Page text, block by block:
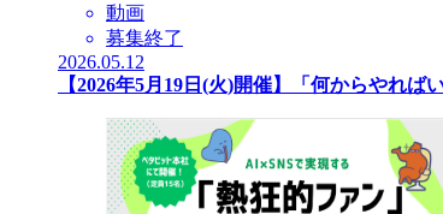
動画
募集終了
2026.05.12
【2026年5月19日(火)開催】「何からやれ